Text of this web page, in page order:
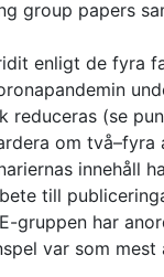
group papers
enligt de fyra
reduceras (se
om
innehåll
till
gruppen har
var som